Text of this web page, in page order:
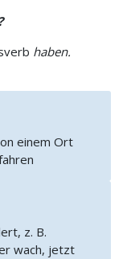
haben.
einem Ort
z. B.
wach, jetzt